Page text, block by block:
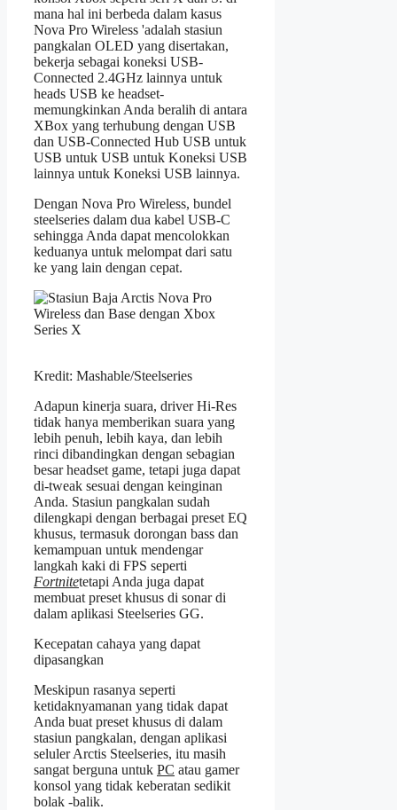
mana hal ini berbeda dalam kasus
Nova Pro Wireless 'adalah stasiun
pangkalan OLED yang disertakan,
bekerja sebagai koneksi USB-
Connected 2.4GHz lainnya untuk
heads USB ke headset-
memungkinkan Anda beralih di antara
XBox yang terhubung dengan USB
dan USB-Connected Hub USB untuk
USB untuk USB untuk Koneksi USB
lainnya untuk Koneksi USB lainnya.
Dengan Nova Pro Wireless, bundel
steelseries dalam dua kabel USB-C
sehingga Anda dapat mencolokkan
keduanya untuk melompat dari satu
ke yang lain dengan cepat.
Kredit: Mashable/Steelseries
Adapun kinerja suara, driver Hi-Res
tidak hanya memberikan suara yang
lebih penuh, lebih kaya, dan lebih
rinci dibandingkan dengan sebagian
besar headset game, tetapi juga dapat
di-tweak sesuai dengan keinginan
Anda. Stasiun pangkalan sudah
dilengkapi dengan berbagai preset EQ
khusus, termasuk dorongan bass dan
kemampuan untuk mendengar
langkah kaki di FPS seperti
Fortnitetetapi Anda juga dapat
membuat preset khusus di sonar di
dalam aplikasi Steelseries GG.
Kecepatan cahaya yang dapat
dipasangkan
Meskipun rasanya seperti
ketidaknyamanan yang tidak dapat
Anda buat preset khusus di dalam
stasiun pangkalan, dengan aplikasi
seluler Arctis Steelseries, itu masih
sangat berguna untuk PC atau gamer
konsol yang tidak keberatan sedikit
bolak -balik.